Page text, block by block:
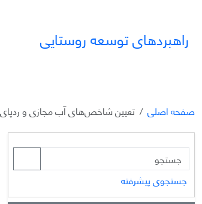
راهبردهای توسعه روستایی
صفحه اصلی تعیین شاخص‌های آب مجازی و ردپای
جستجوی پیشرفته